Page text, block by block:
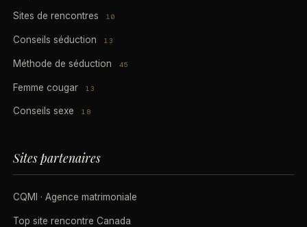
Sites de rencontres 10
Conseils séduction 13
Méthode de séduction 45
Femme cougar 13
Conseils sexe 18
Sites partenaires
CQMI · Agence matrimoniale
Top site rencontre Canada